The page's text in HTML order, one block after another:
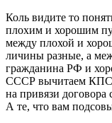
Коль видите то
плохим и хорошим
между плохой и
личины разные, а
гражданина РФ и
СССР вычитаем КПСС
на привязи
А те, что вам